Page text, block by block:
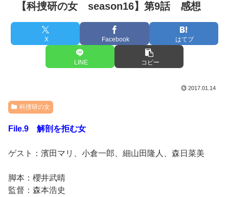
【科捜研の女 season16】第9話 感想
X Facebook はてブ
LINE コピー
2017.01.14
科捜研の女
File.9 解剖を拒む女
ゲスト：濱田マリ、小倉一郎、細山田隆人、森日菜美
脚本：櫻井武晴
監督：森本浩史